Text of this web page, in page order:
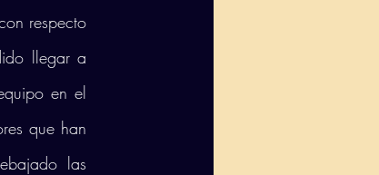
respecto
llegar a
en el
que han
las